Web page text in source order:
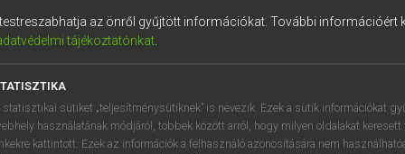
egyetemes nagyszótár
az önről gyűjtött információkat. További információért
tájékoztatónkat.
statisztikai sütiket „teljesítménysütiknek” is nevezik. Ezek a sütik információkat
használatának módjáról, többek között arról, hogy milyen oldalakat keresett
kattintott. Ezek az információk a felhasználó azonosítására nem
DE CN FR ES IT NL
1 2 3 4 5 6 7 8 9
q w e r t z u i
a s d f g h j k l é